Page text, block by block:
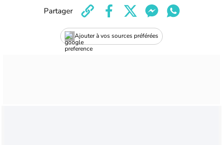
Ajouter à vos sources préférées
Partager